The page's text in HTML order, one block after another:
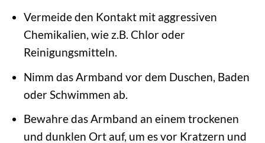
Vermeide den Kontakt mit aggressiven
Chemikalien, wie z.B. Chlor oder
Reinigungsmitteln.
Nimm das Armband vor dem Duschen, Baden
oder Schwimmen ab.
Bewahre das Armband an einem trockenen
und dunklen Ort auf, um es vor Kratzern und